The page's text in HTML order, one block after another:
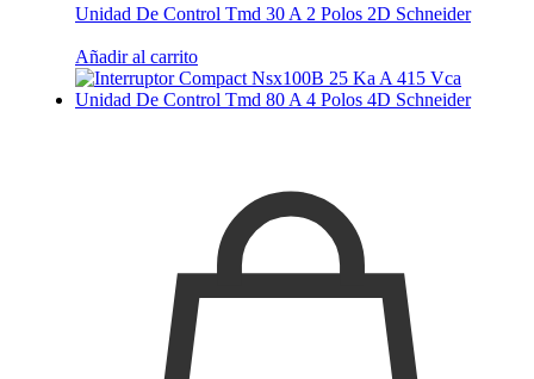
Unidad De Control Tmd 30 A 2 Polos 2D Schneider
Añadir al carrito